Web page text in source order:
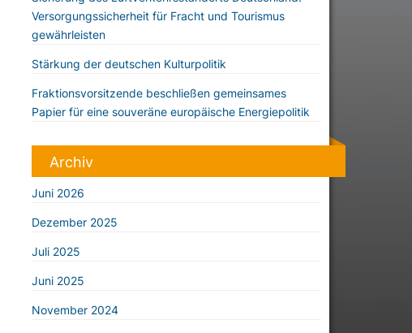
Versorgungssicherheit für Fracht und Tourismus
gewährleisten
Stärkung der deutschen Kulturpolitik
Fraktionsvorsitzende beschließen gemeinsames
Papier für eine souveräne europäische Energiepolitik
Archiv
Juni 2026
Dezember 2025
Juli 2025
Juni 2025
November 2024